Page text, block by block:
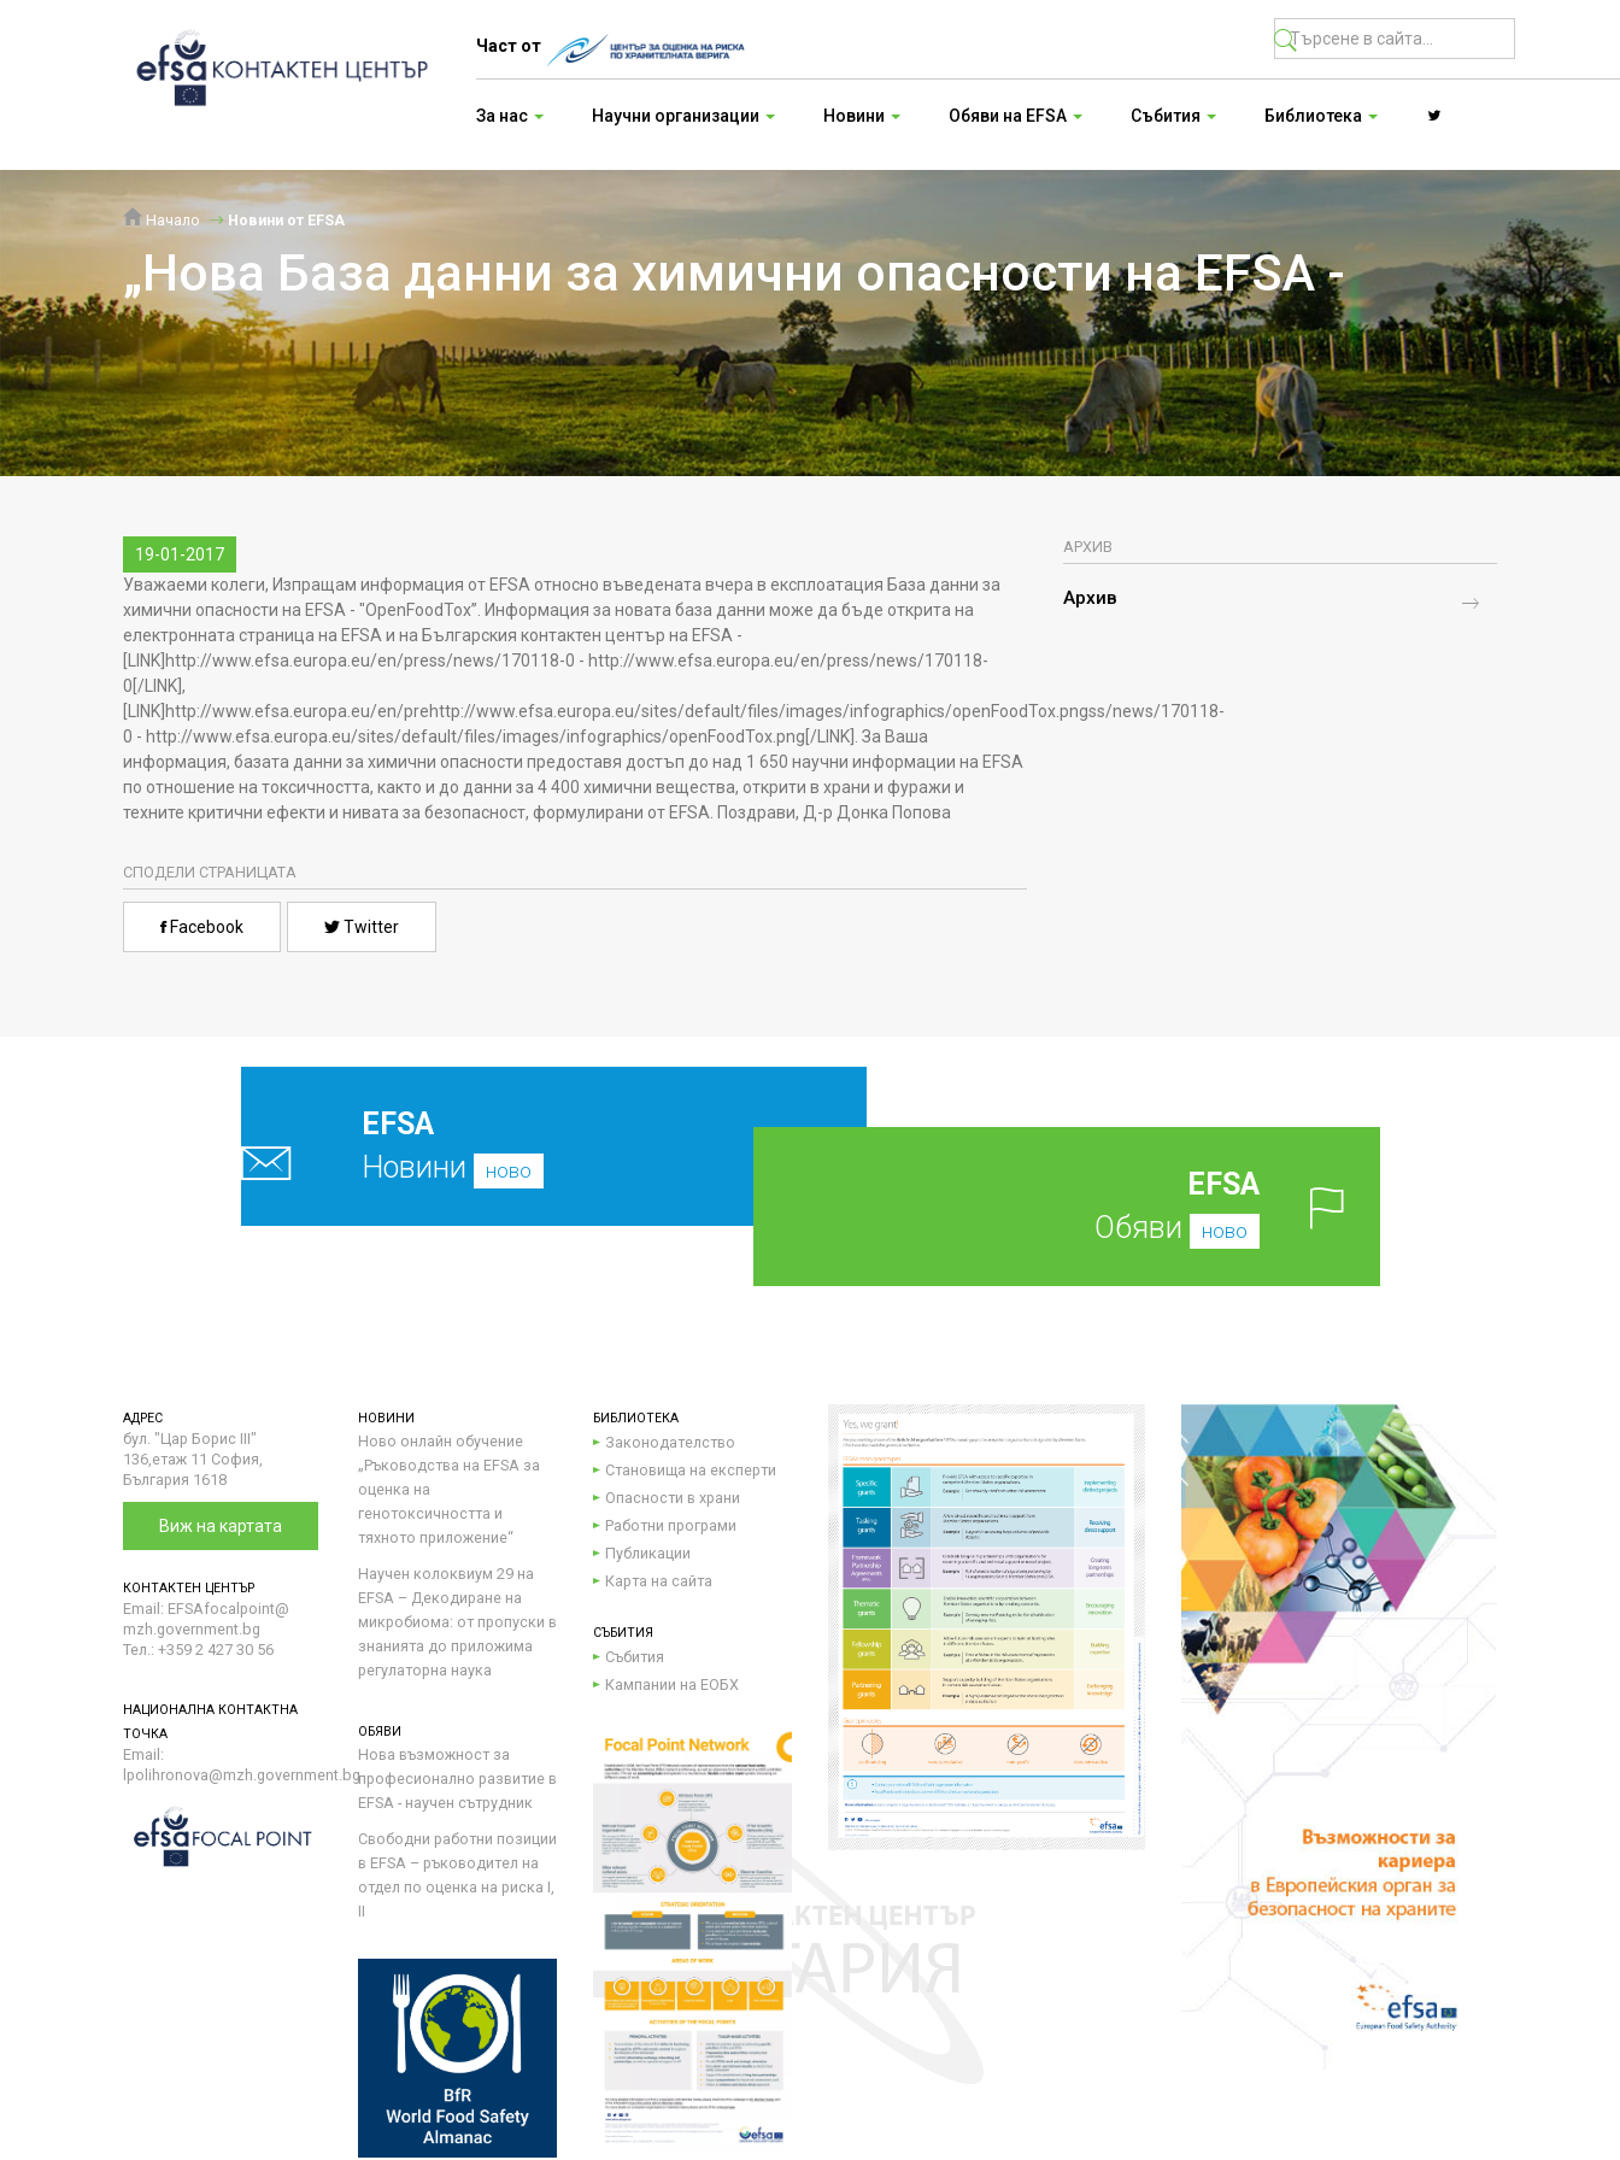
Част от
За нас Научни организации Новини Обяви на EFSA Събития Библиотека
Начало Новини от EFSA
„Нова База данни за химични опасности на EFSA -
19-01-2017
Уважаеми колеги, Изпращам информация от EFSA относно въведената вчера в експлоатация База данни за
химични опасности на EFSA - "OpenFoodTox”. Информация за новата база данни може да бъде открита на
електронната страница на EFSA и на Българския контактен център на EFSA -
[LINK]http://www.efsa.europa.eu/en/press/news/170118-0 - http://www.efsa.europa.eu/en/press/news/170118-
0[/LINK],
[LINK]http://www.efsa.europa.eu/en/prehttp://www.efsa.europa.eu/sites/default/files/images/infographics/openFoodTox.pngss/news/170118-
0 - http://www.efsa.europa.eu/sites/default/files/images/infographics/openFoodTox.png[/LINK]. За Ваша
информация, базата данни за химични опасности предоставя достъп до над 1 650 научни информации на EFSA
по отношение на токсичността, както и до данни за 4 400 химични вещества, открити в храни и фуражи и
техните критични ефекти и нивата за безопасност, формулирани от EFSA. Поздрави, Д-р Донка Попова
СПОДЕЛИ СТРАНИЦАТА
Facebook Twitter
АРХИВ
Архив
EFSA
Новини
ново
EFSA
Обяви
ново
АДРЕС
бул. "Цар Борис III"
136,етаж 11 София,
България 1618
Виж на картата
КОНТАКТЕН ЦЕНТЪР
Email: EFSAfocalpoint@
mzh.government.bg
Тел.: +359 2 427 30 56
НАЦИОНАЛНА КОНТАКТНА
ТОЧКА
Email:
lpolihronova@mzh.government.bg
НОВИНИ
Ново онлайн обучение
„Ръководства на ЕFSA за
оценка на
генотоксичността и
тяхното приложение“
Научен колоквиум 29 на
EFSA – Декодиране на
микробиома: от пропуски в
знанията до приложима
регулаторна наука
ОБЯВИ
Нова възможност за
професионално развитие в
EFSA - научен сътрудник
Свободни работни позиции
в EFSA – ръководител на
отдел по оценка на риска I,
II
БИБЛИОТЕКА
Законодателство
Становища на експерти
Опасности в храни
Работни програми
Публикации
Карта на сайта
СЪБИТИЯ
Събития
Кампании на ЕОБХ